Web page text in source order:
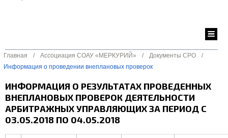
Главная / Ассоциация СОАУ «МЕРКУРИЙ» / Документы СРО
/
Информация о проведении внеплановых проверок
ИНФОРМАЦИЯ О РЕЗУЛЬТАТАХ ПРОВЕДЕННЫХ
ВНЕПЛАНОВЫХ ПРОВЕРОК ДЕЯТЕЛЬНОСТИ
АРБИТРАЖНЫХ УПРАВЛЯЮЩИХ ЗА ПЕРИОД С
03.05.2018 ПО 04.05.2018